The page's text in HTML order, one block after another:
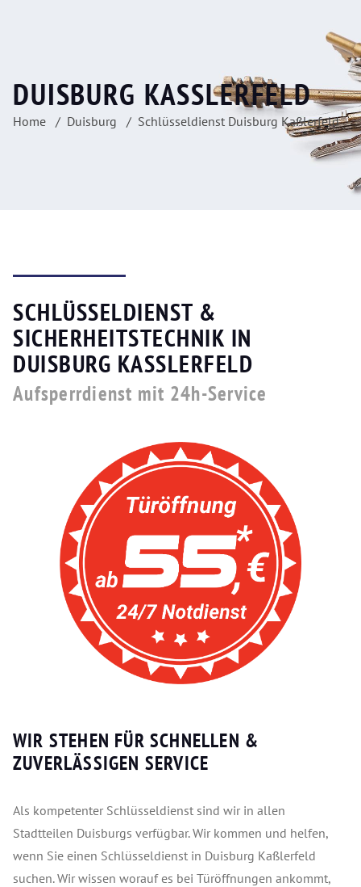
DUISBURG KASSLERFELD
Home Duisburg Schlüsseldienst Duisburg Kaßlerfeld
SCHLÜSSELDIENST &
SICHERHEITSTECHNIK IN
DUISBURG KASSLERFELD
Aufsperrdienst mit 24h-Service
WIR STEHEN FÜR SCHNELLEN &
ZUVERLÄSSIGEN SERVICE
Als kompetenter Schlüsseldienst sind wir in allen
Stadtteilen Duisburgs verfügbar. Wir kommen und helfen,
wenn Sie einen Schlüsseldienst in Duisburg Kaßlerfeld
suchen. Wir wissen worauf es bei Türöffnungen ankommt,